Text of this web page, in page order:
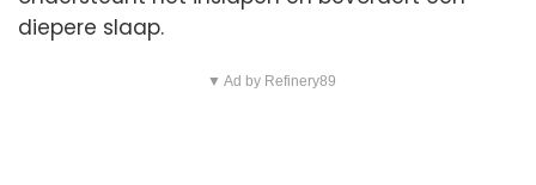
diepere slaap.
▼ Ad by Refinery89